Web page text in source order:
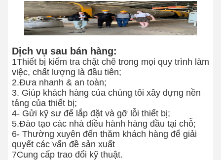
Dịch vụ sau bán hàng:
1Thiết bị kiểm tra chặt chẽ trong mọi quy trình làm
việc, chất lượng là đầu tiên;
2.Đưa nhanh & an toàn;
3. Giúp khách hàng của chúng tôi xây dựng nền
tảng của thiết bị;
4- Gửi kỹ sư để lắp đặt và gỡ lỗi thiết bị;
5.Đào tạo các nhà điều hành hàng đầu tại chỗ;
6- Thường xuyên đến thăm khách hàng để giải
quyết các vấn đề sản xuất
7Cung cấp trao đổi kỹ thuật.